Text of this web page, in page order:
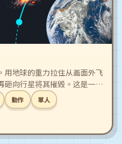
地球的重力拉住从画面外飞
砸向行星将其摧毁。这是一款
。同一颗彗星用得越久，连
；拉得太近，彗星撞上地
，想做出理想轨道却很难。
動作 單人